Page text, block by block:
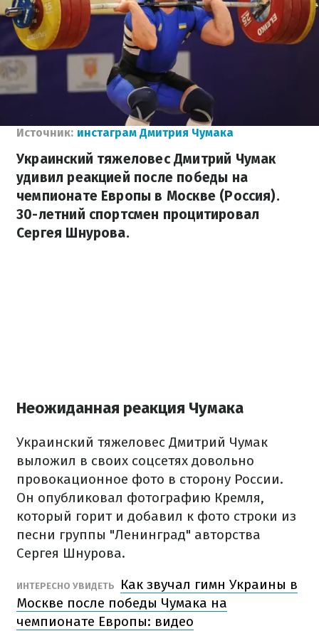
Источник: инстаграм Дмитрия Чумака
Украинский тяжеловес Дмитрий Чумак
удивил реакцией после победы на
чемпионате Европы в Москве (Россия).
30-летний спортсмен процитировал
Сергея Шнурова.
Неожиданная реакция Чумака
Украинский тяжеловес Дмитрий Чумак
выложил в своих соцсетях довольно
провокационное фото в сторону России.
Он опубликовал фотографию Кремля,
который горит и добавил к фото строки из
песни группы "Ленинград" авторства
Сергея Шнурова.
ИНТЕРЕСНО УВИДЕТЬ
Как звучал гимн Украины в
Москве после победы Чумака на
чемпионате Европы: видео